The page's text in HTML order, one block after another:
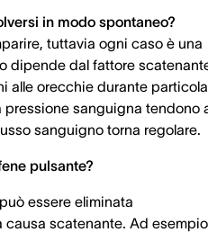
in modo spontaneo?
tuttavia ogni caso è una
dipende dal fattore
alle orecchie durante
sanguigna tendono
sanguigno torna regolare.
pulsante?
essere eliminata
scatenante. Ad